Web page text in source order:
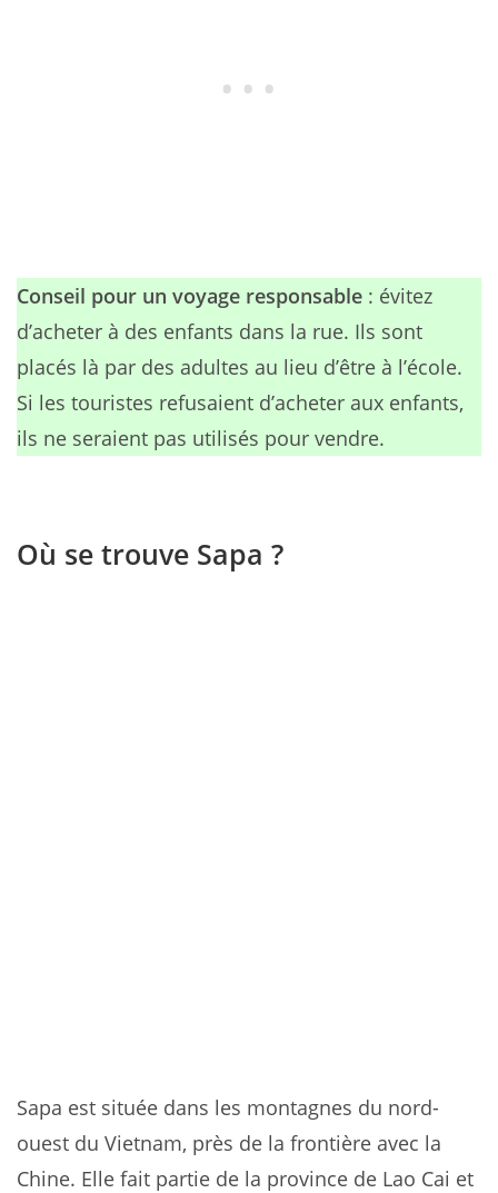
Conseil pour un voyage responsable : évitez
d’acheter à des enfants dans la rue. Ils sont
placés là par des adultes au lieu d’être à l’école.
Si les touristes refusaient d’acheter aux enfants,
ils ne seraient pas utilisés pour vendre.
Où se trouve Sapa ?
Sapa est située dans les montagnes du nord-
ouest du Vietnam, près de la frontière avec la
Chine. Elle fait partie de la province de Lao Cai et